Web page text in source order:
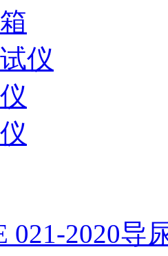
仪
021-2020导